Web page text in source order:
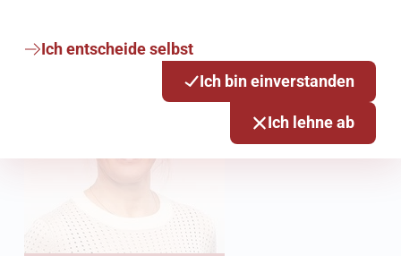
Ich entscheide selbst
Ich bin einverstanden
Ich lehne ab